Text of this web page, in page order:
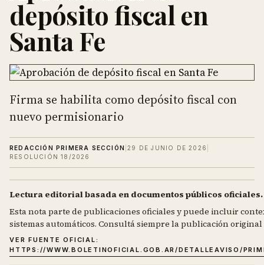
depósito fiscal en
Santa Fe
Firma se habilita como depósito fiscal con
nuevo permisionario
REDACCIÓN PRIMERA SECCIÓN |29 DE JUNIO DE 2026
RESOLUCIÓN 18/2026
Lectura editorial basada en documentos públicos oficiales.
Esta nota parte de publicaciones oficiales y puede incluir
sistemas automáticos. Consultá siempre la publicación
VER FUENTE OFICIAL:
HTTPS://WWW.BOLETINOFICIAL.GOB.AR/DETALLEAVISO/